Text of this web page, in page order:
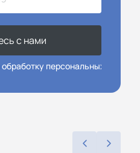
с нами
персональных